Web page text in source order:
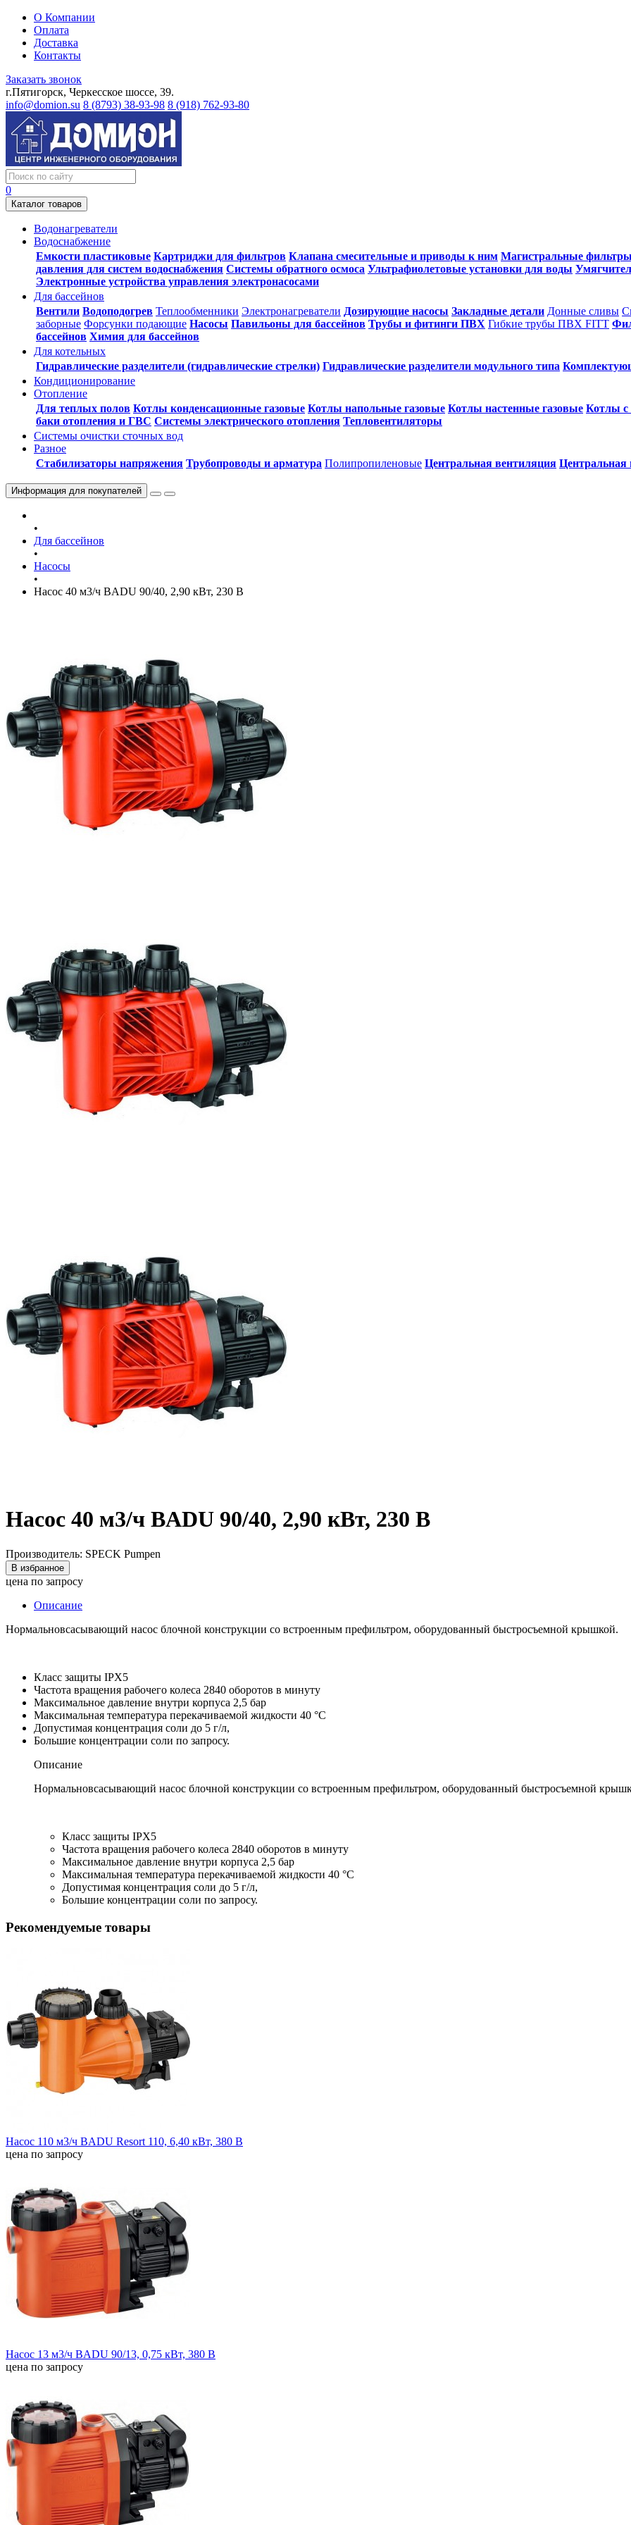
О Компании
Оплата
Доставка
Контакты
Заказать звонок
г.Пятигорск, Черкесское шоссе, 39.
info@domion.su 8 (8793) 38-93-98 8 (918) 762-93-80
0
Каталог товаров
Водонагреватели
Водоснабжение
Емкости пластиковые Картриджи для фильтров Клапана смесительные и приводы к ним Магистральные
давления для систем водоснабжения Системы обратного осмоса Ультрафиолетовые установки для воды
Электронные устройства управления электронасосами
Для бассейнов
Вентили Водоподогрев Теплообменники Электронагреватели Дозирующие насосы Закладные детали Донные сливы
заборные Форсунки подающие Насосы Павильоны для бассейнов Трубы и фитинги ПВХ Гибкие трубы ПВХ FITT
бассейнов Химия для бассейнов
Для котельных
Гидравлические разделители (гидравлические стрелки) Гидравлические разделители модульного типа
Кондиционирование
Отопление
Для теплых полов Котлы конденсационные газовые Котлы напольные газовые Котлы настенные газовые Котлы с
баки отопления и ГВС Системы электрического отопления Тепловентиляторы
Системы очистки сточных вод
Разное
Стабилизаторы напряжения Трубопроводы и арматура Полипропиленовые Центральная вентиляция Центральная
Информация для покупателей
•
Для бассейнов
•
Насосы
•
Насос 40 м3/ч BADU 90/40, 2,90 кВт, 230 В
Насос 40 м3/ч BADU 90/40, 2,90 кВт, 230 В
Производитель: SPECK Pumpen
В избранное
цена по запросу
Описание
Нормальновсасывающий насос блочной конструкции со встроенным префильтром, оборудованный быстросъемной крышкой.
Класс защиты IPX5
Частота вращения рабочего колеса 2840 оборотов в минуту
Максимальное давление внутри корпуса 2,5 бар
Максимальная температура перекачиваемой жидкости 40 °С
Допустимая концентрация соли до 5 г/л,
Большие концентрации соли по запросу.
Описание
Нормальновсасывающий насос блочной конструкции со встроенным префильтром, оборудованный быстросъемной
Класс защиты IPX5
Частота вращения рабочего колеса 2840 оборотов в минуту
Максимальное давление внутри корпуса 2,5 бар
Максимальная температура перекачиваемой жидкости 40 °С
Допустимая концентрация соли до 5 г/л,
Большие концентрации соли по запросу.
Рекомендуемые товары
Насос 110 м3/ч BADU Resort 110, 6,40 кВт, 380 В
цена по запросу
Насос 13 м3/ч BADU 90/13, 0,75 кВт, 380 В
цена по запросу